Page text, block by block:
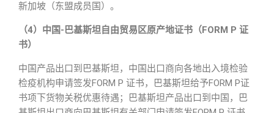
新加坡（东盟成员国）。
（4）中国-巴基斯坦自由贸易区原产地证书（FORM P 证
书）
中国产品出口到巴基斯坦，中国出口商向各地出入境检验
检疫机构申请签发FORM P 证书，巴基斯坦给予FORM P证
书项下货物关税优惠待遇；巴基斯坦产品出口到中国，巴